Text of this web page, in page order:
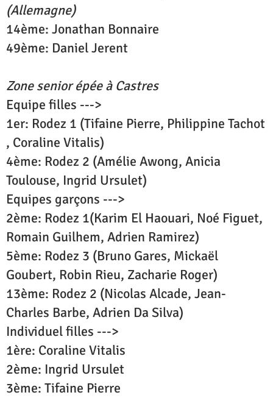
(Allemagne)
14ème: Jonathan Bonnaire
49ème: Daniel Jerent
Zone senior épée à Castres
Equipe filles --->
1er: Rodez 1 (Tifaine Pierre, Philippine Tachot
, Coraline Vitalis)
4ème: Rodez 2 (Amélie Awong, Anicia
Toulouse, Ingrid Ursulet)
Equipes garçons --->
2ème: Rodez 1(Karim El Haouari, Noé Figuet,
Romain Guilhem, Adrien Ramirez)
5ème: Rodez 3 (Bruno Gares, Mickaël
Goubert, Robin Rieu, Zacharie Roger)
13ème: Rodez 2 (Nicolas Alcade, Jean-
Charles Barbe, Adrien Da Silva)
Individuel filles --->
1ère: Coraline Vitalis
2ème: Ingrid Ursulet
3ème: Tifaine Pierre